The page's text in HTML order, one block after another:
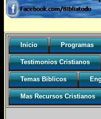
Inicio Programas
Testimonios Cristianos
Temas Biblicos
Mas Recursos Cristianos